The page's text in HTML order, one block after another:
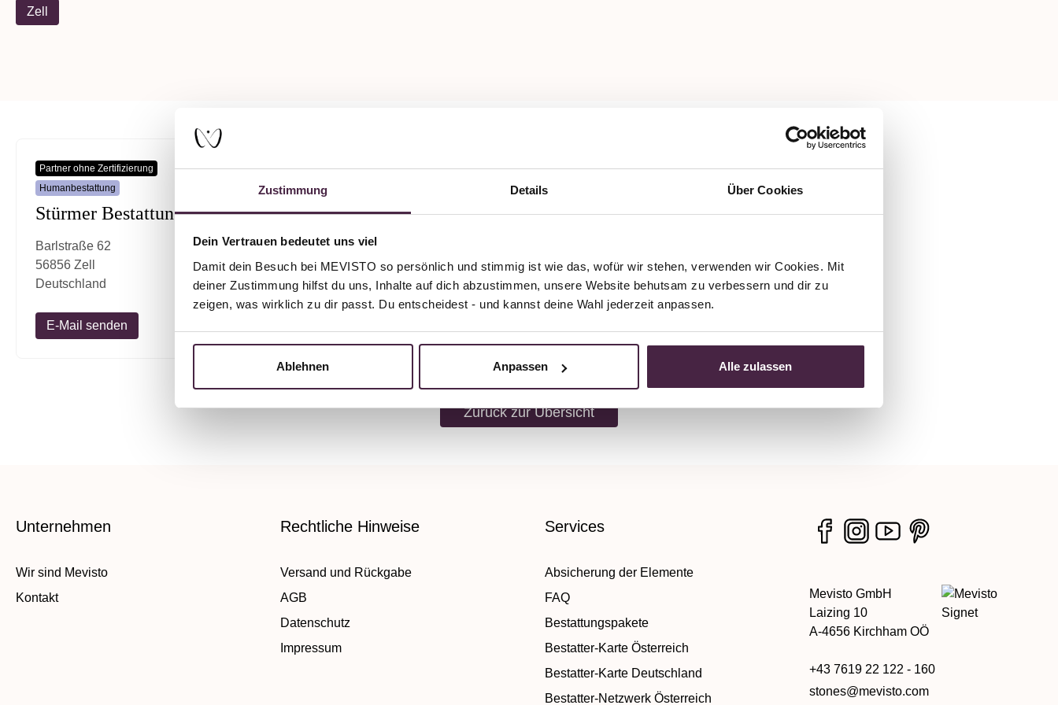
Zustimmung Details Über Cookies
Dein Vertrauen bedeutet uns viel
Damit dein Besuch bei MEVISTO so persönlich und stimmig ist wie das, wofür wir stehen, verwenden wir Cookies. Mit
deiner Zustimmung hilfst du uns, Inhalte auf dich abzustimmen, unsere Website behutsam zu verbessern und dir zu
zeigen, was wirklich zu dir passt. Du entscheidest - und kannst deine Wahl jederzeit anpassen.
Ablehnen Anpassen Alle zulassen
Zell
Partner ohne Zertifizierung
Humanbestattung
Stürmer Bestattungen
Barlstraße 62
56856 Zell
Deutschland
E-Mail senden
Zurück zur Übersicht
Unternehmen
Wir sind Mevisto
Kontakt
Rechtliche Hinweise
Versand und Rückgabe
AGB
Datenschutz
Impressum
Services
Absicherung der Elemente
FAQ
Bestattungspakete
Bestatter-Karte Österreich
Bestatter-Karte Deutschland
Bestatter-Netzwerk Österreich
Mevisto GmbH
Laizing 10
A-4656 Kirchham OÖ
+43 7619 22 122 - 160
stones@mevisto.com